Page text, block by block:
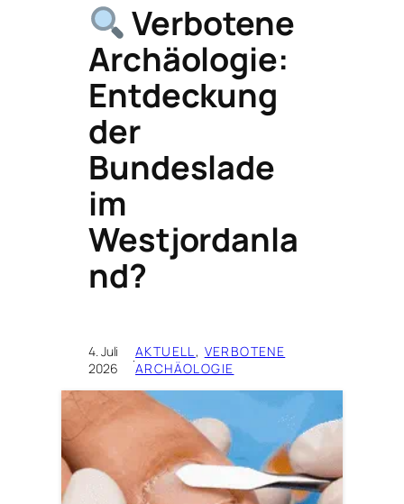
Verbotene
Archäologie:
Entdeckung
der
Bundeslade
im
Westjordanla
nd?
4. Juli
2026
·AKTUELL, VERBOTENE
ARCHÄOLOGIE